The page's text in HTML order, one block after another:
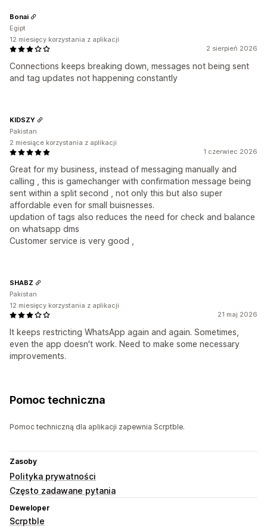
2 sierpień 2026
Connections keeps breaking down, messages not being sent
and tag updates not happening constantly
Bonai
Egipt
12 miesięcy korzystania z aplikacji
1 czerwiec 2026
Great for my business, instead of messaging manually and
calling , this is gamechanger with confirmation message being
sent within a split second , not only this but also super
affordable even for small buisnesses.
updation of tags also reduces the need for check and balance
on whatsapp dms
Customer service is very good ,
KIDSZY
Pakistan
2 miesiące korzystania z aplikacji
21 maj 2026
It keeps restricting WhatsApp again and again. Sometimes,
even the app doesn't work. Need to make some necessary
improvements.
SHABZ
Pakistan
12 miesięcy korzystania z aplikacji
Pomoc techniczna
Pomoc techniczną dla aplikacji zapewnia Scrptble.
Zasoby
Polityka prywatności
Często zadawane pytania
Deweloper
Scrptble